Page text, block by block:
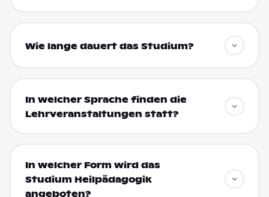
Wie lange dauert das Studium?
In welcher Sprache finden die
Lehrveranstaltungen statt?
In welcher Form wird das
Studium Heilpädagogik
angeboten?